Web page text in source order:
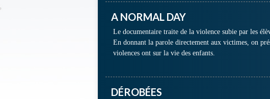
A NORMAL DAY
Le documentaire traite de la violence subie par les
En donnant la parole directement aux victimes, on
violences ont sur la vie des enfants.
DÉROBÉES